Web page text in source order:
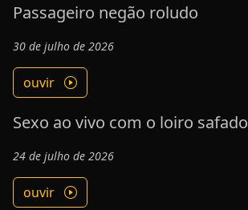
Passageiro negão roludo
30 de julho de 2026
ouvir
Sexo ao vivo com o loiro safado
24 de julho de 2026
ouvir